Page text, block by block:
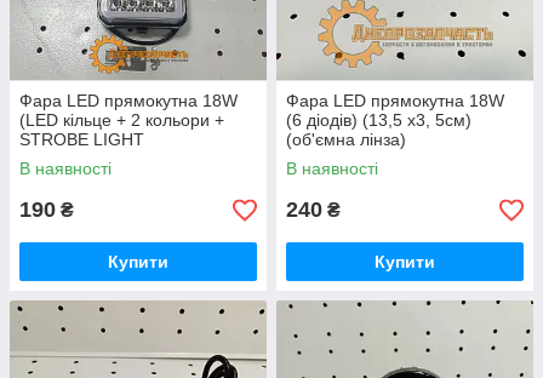
Фара LED прямокутна 18W
(LED кільце + 2 кольори +
STROBE LIGHT
В наявності
190 ₴
Купити
Фара LED прямокутна 18W
(6 діодів) (13,5 х3, 5см)
(об'ємна лінза)
В наявності
240 ₴
Купити